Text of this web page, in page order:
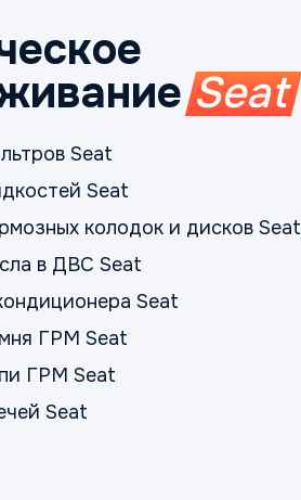
Seat
Seat
Seat
колодок и дисков Seat
в ДВС Seat
Seat
ГРМ Seat
ГРМ Seat
Seat